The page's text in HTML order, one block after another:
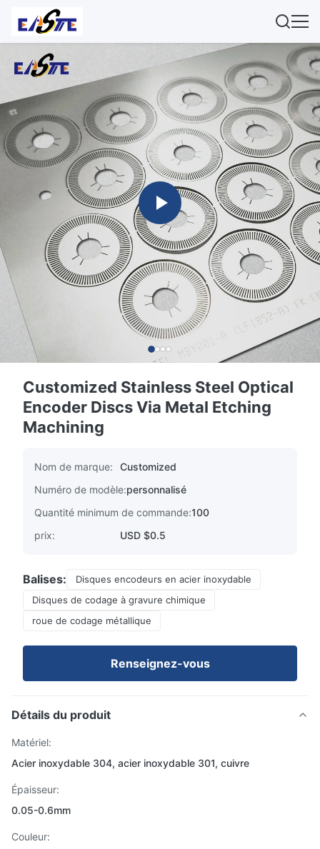
Customized Stainless Steel Optical
Encoder Discs Via Metal Etching
Machining
Nom de marque:
Customized
Numéro de modèle:personnalisé
Quantité minimum de commande:100
prix:
USD $0.5
Balises:
Disques encodeurs en acier inoxydable
Disques de codage à gravure chimique
roue de codage métallique
Renseignez-vous
Détails du produit
Matériel:
Acier inoxydable 304, acier inoxydable 301, cuivre
Épaisseur:
0.05-0.6mm
Couleur: